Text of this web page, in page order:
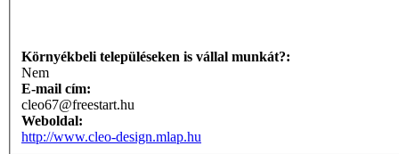
Környékbeli településeken is vállal munkát?:
Nem
E-mail cím:
cleo67@freestart.hu
Weboldal:
http://www.cleo-design.mlap.hu